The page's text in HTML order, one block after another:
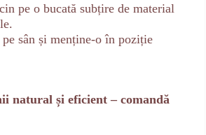
pe o bucată subțire de material
pe sân și menține-o în poziție
natural și eficient – comandă